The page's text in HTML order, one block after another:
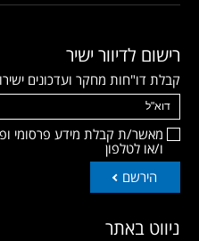
רישום לדיוור ישיר
קבלת דו"חות מחקר ועדכונים
מאשר/ת קבלת מידע פרסומי
ו/או לטלפון
הירשם
ניווט באתר